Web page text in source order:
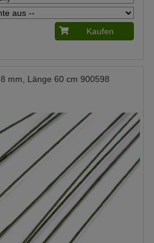
Kaufen
mm, Länge 60 cm 900598